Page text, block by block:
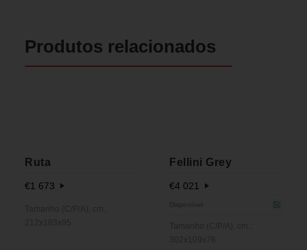
Produtos relacionados
Ruta
€1 673
Fellini Grey
€4 021
Disponível